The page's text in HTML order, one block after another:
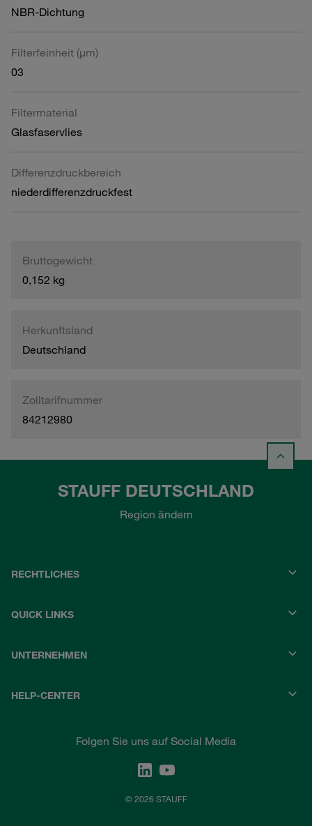
NBR-Dichtung
Filterfeinheit (µm)
03
Filtermaterial
Glasfaservlies
Differenzdruckbereich
niederdifferenzdruckfest
Bruttogewicht
0,152 kg
Herkunftsland
Deutschland
Zolltarifnummer
84212980
STAUFF DEUTSCHLAND
Region ändern
RECHTLICHES
QUICK LINKS
UNTERNEHMEN
HELP-CENTER
Folgen Sie uns auf Social Media
© 2026 STAUFF